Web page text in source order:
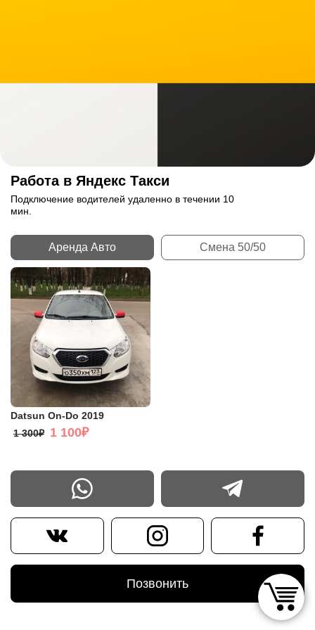
Работа в Яндекс Такси
Подключение водителей удаленно в течении 10
мин.
Аренда Авто Смена 50/50
Datsun On-Do 2019
1 300₽ 1 100₽
Позвонить